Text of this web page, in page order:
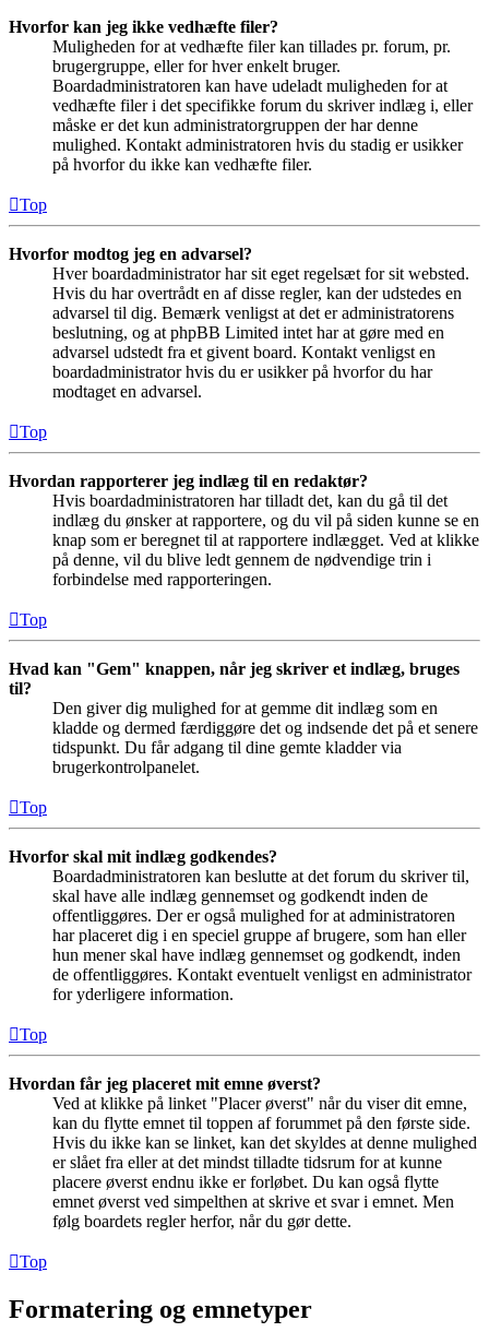
Hvorfor kan jeg ikke vedhæfte filer?
Muligheden for at vedhæfte filer kan tillades pr. forum, pr.
brugergruppe, eller for hver enkelt bruger.
Boardadministratoren kan have udeladt muligheden for at
vedhæfte filer i det specifikke forum du skriver indlæg i, eller
måske er det kun administratorgruppen der har denne
mulighed. Kontakt administratoren hvis du stadig er usikker
på hvorfor du ikke kan vedhæfte filer.
Top
Hvorfor modtog jeg en advarsel?
Hver boardadministrator har sit eget regelsæt for sit websted.
Hvis du har overtrådt en af disse regler, kan der udstedes en
advarsel til dig. Bemærk venligst at det er administratorens
beslutning, og at phpBB Limited intet har at gøre med en
advarsel udstedt fra et givent board. Kontakt venligst en
boardadministrator hvis du er usikker på hvorfor du har
modtaget en advarsel.
Top
Hvordan rapporterer jeg indlæg til en redaktør?
Hvis boardadministratoren har tilladt det, kan du gå til det
indlæg du ønsker at rapportere, og du vil på siden kunne se en
knap som er beregnet til at rapportere indlægget. Ved at klikke
på denne, vil du blive ledt gennem de nødvendige trin i
forbindelse med rapporteringen.
Top
Hvad kan "Gem" knappen, når jeg skriver et indlæg, bruges
til?
Den giver dig mulighed for at gemme dit indlæg som en
kladde og dermed færdiggøre det og indsende det på et senere
tidspunkt. Du får adgang til dine gemte kladder via
brugerkontrolpanelet.
Top
Hvorfor skal mit indlæg godkendes?
Boardadministratoren kan beslutte at det forum du skriver til,
skal have alle indlæg gennemset og godkendt inden de
offentliggøres. Der er også mulighed for at administratoren
har placeret dig i en speciel gruppe af brugere, som han eller
hun mener skal have indlæg gennemset og godkendt, inden
de offentliggøres. Kontakt eventuelt venligst en administrator
for yderligere information.
Top
Hvordan får jeg placeret mit emne øverst?
Ved at klikke på linket "Placer øverst" når du viser dit emne,
kan du flytte emnet til toppen af forummet på den første side.
Hvis du ikke kan se linket, kan det skyldes at denne mulighed
er slået fra eller at det mindst tilladte tidsrum for at kunne
placere øverst endnu ikke er forløbet. Du kan også flytte
emnet øverst ved simpelthen at skrive et svar i emnet. Men
følg boardets regler herfor, når du gør dette.
Top
Formatering og emnetyper